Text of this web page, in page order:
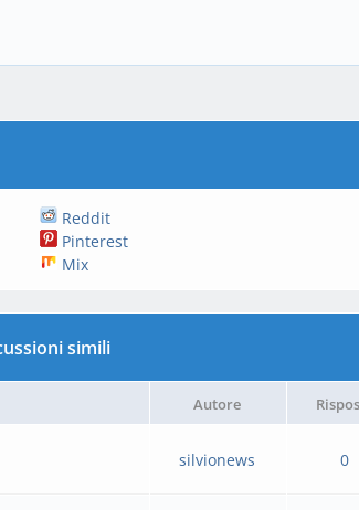
Reddit
Pinterest
Mix
simili
Autore
silvionews 0